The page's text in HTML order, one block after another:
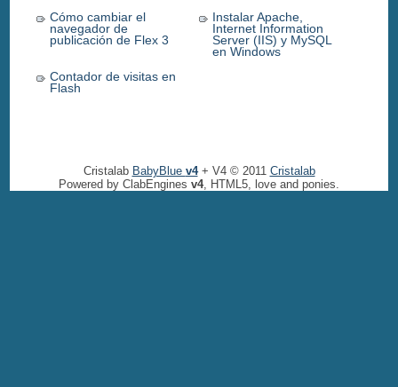
Cómo cambiar el
navegador de
publicación de Flex 3
Instalar Apache,
Internet Information
Server (IIS) y MySQL
en Windows
Contador de visitas en
Flash
Cristalab BabyBlue v4+ V4 © 2011 Cristalab
Powered by ClabEngines v4, HTML5, love and ponies.